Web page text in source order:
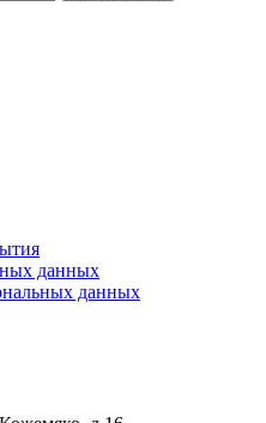
данных
данных